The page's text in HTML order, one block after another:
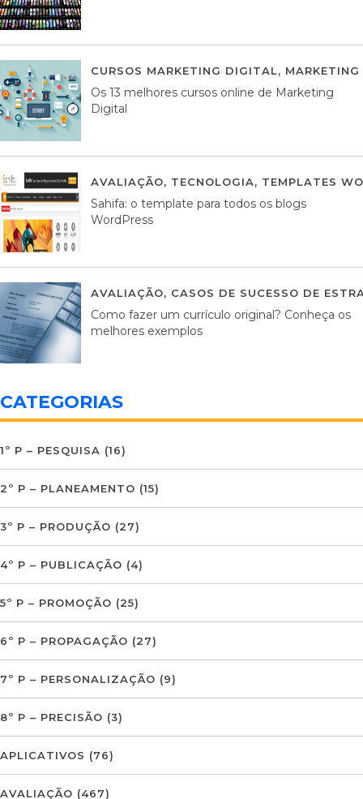
CURSOS MARKETING DIGITAL,
Os 13 melhores cursos online de Marketing
Digital
AVALIAÇÃO, TECNOLOGIA, TEMPLATES
Sahifa: o template para todos os blogs
WordPress
AVALIAÇÃO, CASOS DE SUCESSO DE
Como fazer um currículo original? Conheça os
melhores exemplos
CATEGORIAS
1º P – PESQUISA (16)
2º P – PLANEAMENTO (15)
3º P – PRODUÇÃO (27)
4º P – PUBLICAÇÃO (4)
5º P – PROMOÇÃO (25)
6º P – PROPAGAÇÃO (27)
7º P – PERSONALIZAÇÃO (9)
8º P – PRECISÃO (3)
APLICATIVOS (76)
AVALIAÇÃO (467)